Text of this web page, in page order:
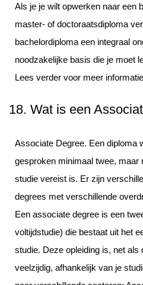
Als je je wilt opwerken naar een
master- of doctoraatsdiploma
bachelordiploma een integraal
noodzakelijke basis die je moet
Lees verder voor meer
18. Wat is een
Associate Degree. Een diploma
gesproken minimaal twee, maar
studie vereist is. Er zijn
degrees met verschillende
Een associate degree is een
voltijdstudie) die bestaat uit het
studie. Deze opleiding is, net als
veelzijdig, afhankelijk van je